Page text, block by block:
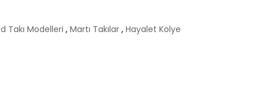
Takı Modelleri , Martı Takılar , Hayalet Kolye